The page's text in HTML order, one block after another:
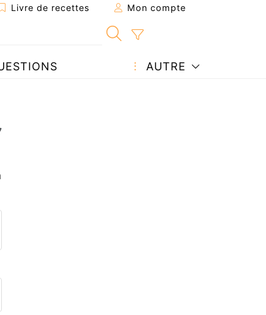
Livre de recettes Mon compte
AUTRE
à un ami
page
une question à l'auteur
votre photo de cette